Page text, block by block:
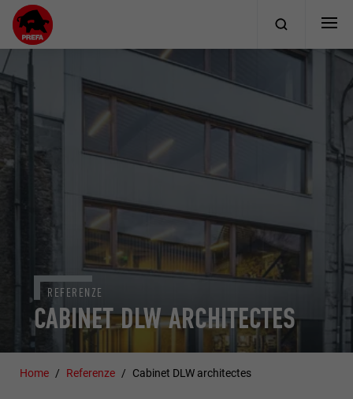
CABINET DLW ARCHITECTES
REFERENZE
Home Referenze Cabinet DLW architectes